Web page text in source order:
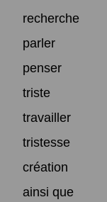
recherche
parler
penser
triste
travailler
tristesse
création
ainsi que